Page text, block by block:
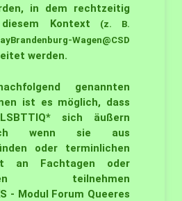
in dem rechtzeitig
Kontext (z. B.
Wagen@CSD
werden.
genannten
ist es möglich, dass
sich äußern
wenn sie aus
oder terminlichen
an Fachtagen oder
teilnehmen
- Modul Forum Queeres